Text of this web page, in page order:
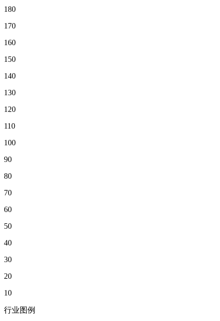
180
170
160
150
140
130
120
110
100
90
80
70
60
50
40
30
20
10
行业图例